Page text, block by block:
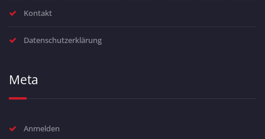
Kontakt
Datenschutzerklärung
Meta
Anmelden